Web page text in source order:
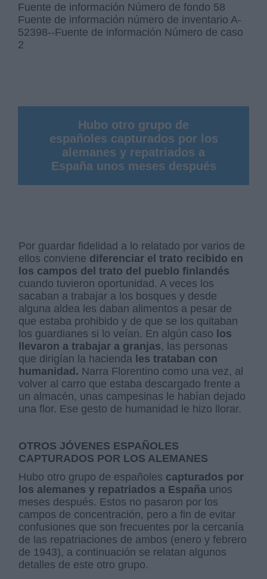
Fuente de información Número de fondo 58
Fuente de información número de inventario A-
52398--Fuente de información Número de caso
2
Hubo otro grupo de
españoles capturados por los
alemanes y repatriados a
España unos meses después
Por guardar fidelidad a lo relatado por varios de
ellos conviene diferenciar el trato recibido en
los campos del trato del pueblo finlandés
cuando tuvieron oportunidad. A veces los
sacaban a trabajar a los bosques y desde
alguna aldea les daban alimentos a pesar de
que estaba prohibido y de que se los quitaban
los guardianes si lo veían. En algún caso los
llevaron a trabajar a granjas, las personas
que dirigían la hacienda les trataban con
humanidad. Narra Florentino como una vez, al
volver al carro que estaba descargado frente a
un almacén, unas campesinas le habían dejado
una flor. Ese gesto de humanidad le hizo llorar.
OTROS JÓVENES ESPAÑOLES
CAPTURADOS POR LOS ALEMANES
Hubo otro grupo de españoles capturados por
los alemanes y repatriados a España unos
meses después. Estos no pasaron por los
campos de concentración, pero a fin de evitar
confusiones que son frecuentes por la cercanía
de las repatriaciones de ambos (enero y febrero
de 1943), a continuación se relatan algunos
detalles de este otro grupo.